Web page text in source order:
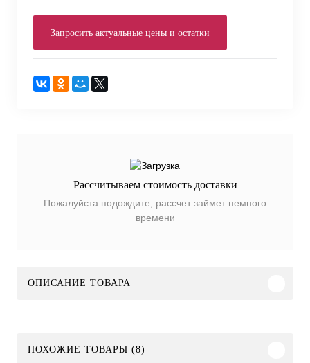
Запросить актуальные цены и остатки
Рассчитываем стоимость доставки
Пожалуйста подождите, рассчет займет немного
времени
ОПИСАНИЕ ТОВАРА
ПОХОЖИЕ ТОВАРЫ (8)